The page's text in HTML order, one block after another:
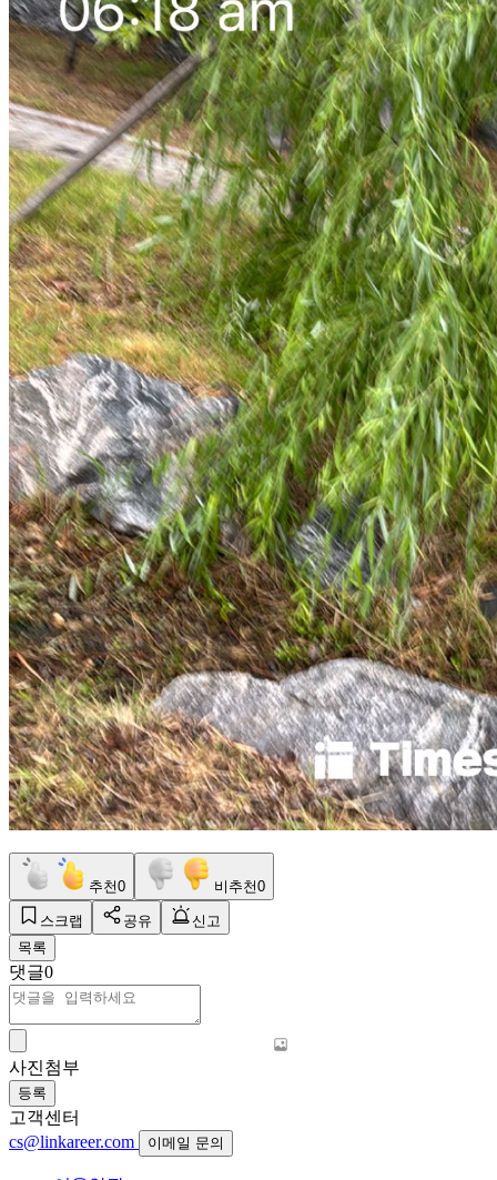
추천0 비추천0
스크랩 공유
신고
목록
댓글0
사진첨부
등록
고객센터
cs@linkareer.com
이메일 문의